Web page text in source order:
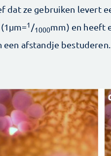
dat ze gebruiken levert
1 /1000mm) en heeft
een afstandje bestuderen.